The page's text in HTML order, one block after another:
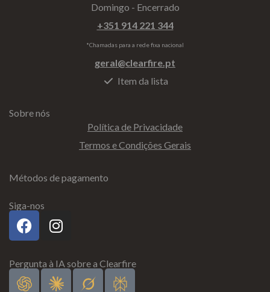
Domingo - Encerrado
+351 914 221 344
*Chamadas para a rede fixa nacional
geral@clearfire.pt
Item da lista
Sobre nós
Política de Privacidade
Termos e Condições Gerais
Métodos de pagamento
Siga-nos
Pergunta à IA sobre a Clearfire